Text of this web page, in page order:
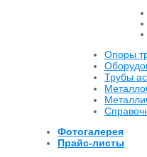
Опоры
Трубы
Фотогалерея
Прайс-листы